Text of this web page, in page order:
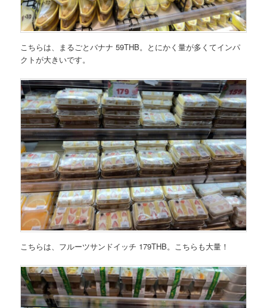
こちらは、まるごとバナナ 59THB。とにかく量が多くてインパ
クトが大きいです。
こちらは、フルーツサンドイッチ 179THB。こちらも大量！